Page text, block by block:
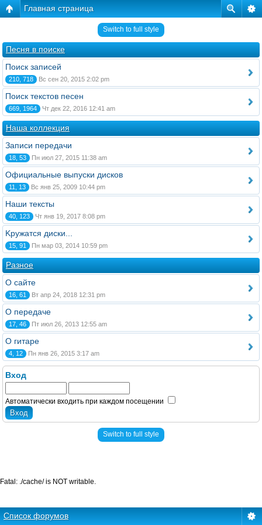
Главная страница
Switch to full style
Песня в поиске
Поиск записей
210, 718 Вс сен 20, 2015 2:02 pm
Поиск текстов песен
669, 1964 Чт дек 22, 2016 12:41 am
Наша коллекция
Записи передачи
18, 53 Пн июл 27, 2015 11:38 am
Официальные выпуски дисков
11, 13 Вс янв 25, 2009 10:44 pm
Наши тексты
40, 123 Чт янв 19, 2017 8:08 pm
Kружатся диски...
15, 91 Пн мар 03, 2014 10:59 pm
Разное
О сайте
16, 61 Вт апр 24, 2018 12:31 pm
О передаче
17, 46 Пт июл 26, 2013 12:55 am
О гитаре
4, 12 Пн янв 26, 2015 3:17 am
Вход
Автоматически входить при каждом посещении
Switch to full style
Список форумов
Fatal: ./cache/ is NOT writable.